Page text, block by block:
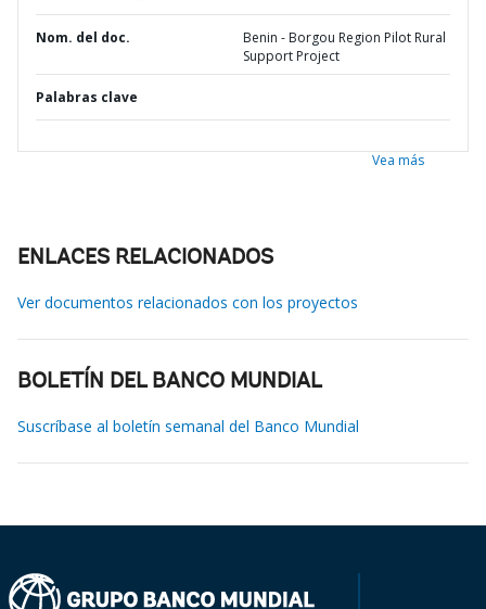
Nom. del doc.
Benin - Borgou Region Pilot Rural
Support Project
Palabras clave
Vea más
ENLACES RELACIONADOS
Ver documentos relacionados con los proyectos
BOLETÍN DEL BANCO MUNDIAL
Suscríbase al boletín semanal del Banco Mundial